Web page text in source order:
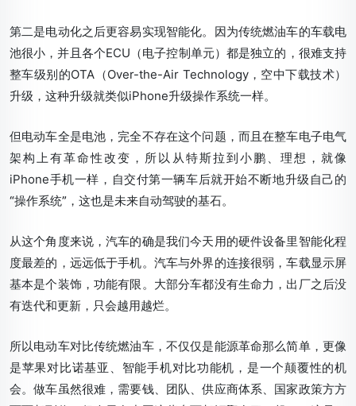
第二是电动化之后更容易实现智能化。 因为传统燃油车的车载电
池很小，并且各个ECU （电子控制单元） 都是独立的，很难支持
整车级别的OTA （Over-the-Air Technology，空中下载技术）
升级，这种升级就类似iPhone升级操作系统一样。
但电动车全是电池，完全不存在这个问题，而且在整车电子电气
架构上有革命性改变，所以从特斯拉到小鹏、理想，就像
iPhone手机一样， 自交付第一辆车后就开始不断地升级自己的
“操作系统”，这也是未来自动驾驶的基石。
从这个角度来说，汽车的确是我们今天用的硬件设备里智能化程
度最差的，远远低于手机。汽车与外界的连接很弱，车载显示屏
基本是个装饰，功能有限。大部分车都没有生命力，出厂之后没
有迭代和更新，只会越用越烂。
所以电动车对比传统燃油车，不仅仅是能源革命那么简单，更像
是苹果对比诺基亚、智能手机对比功能机，是一个颠覆性的机
会。做车虽然很难，需要钱、团队、供应商体系、国家政策方方